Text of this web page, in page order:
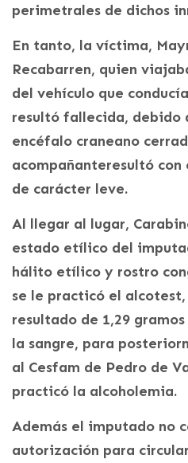
perimetrales de dichos
En tanto, la víctima,
Recabarren, quien
del vehículo que
resultó fallecida, debido
encéfalo craneano
acompañanteresultó
de carácter leve.
Al llegar al lugar,
estado etílico del
hálito etílico y rostro
se le practicó el
resultado de 1,29
la sangre, para
al Cesfam de Pedro de
practicó la alcoholemia.
Además el imputado no
autorización para